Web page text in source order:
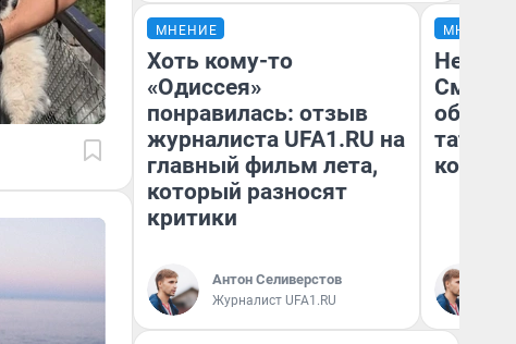
МНЕНИЕ
Хоть кому-то
«Одиссея»
понравилась: отзыв
журналиста UFA1.RU на
главный фильм лета,
который разносят
критики
Антон Селиверстов
Журналист UFA1.RU
МНЕНИЕ